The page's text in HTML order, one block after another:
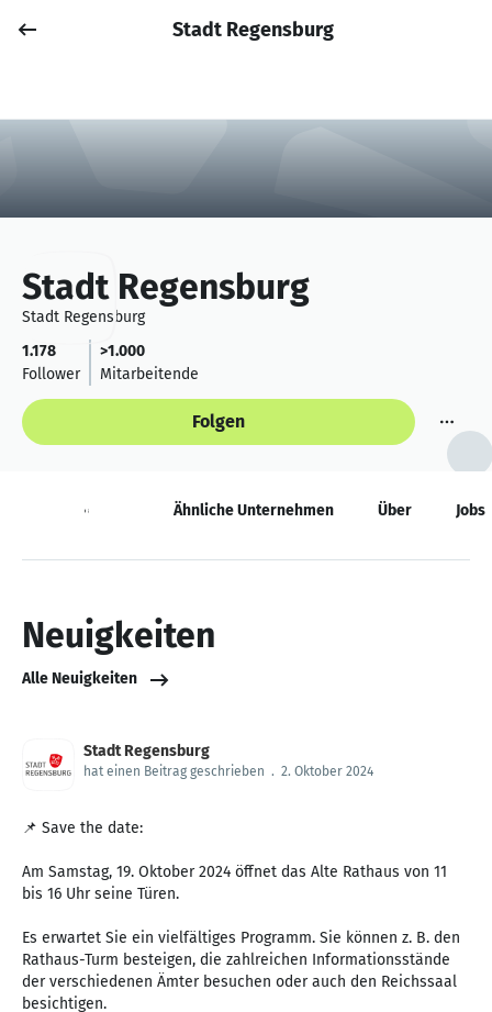
Anmelden
Stadt Regensburg
Stadt Regensburg
Stadt Regensburg
1.178
Follower
>1.000
Mitarbeitende
Folgen
Neuigkeiten Ähnliche Unternehmen Über Jobs
Neuigkeiten
Alle Neuigkeiten
Stadt Regensburg
hat einen Beitrag geschrieben . 2. Oktober 2024
📌 Save the date:
Am Samstag, 19. Oktober 2024 öffnet das Alte Rathaus von 11
bis 16 Uhr seine Türen.
Es erwartet Sie ein vielfältiges Programm. Sie können z. B. den
Rathaus-Turm besteigen, die zahlreichen Informationsstände
der verschiedenen Ämter besuchen oder auch den Reichssaal
besichtigen.